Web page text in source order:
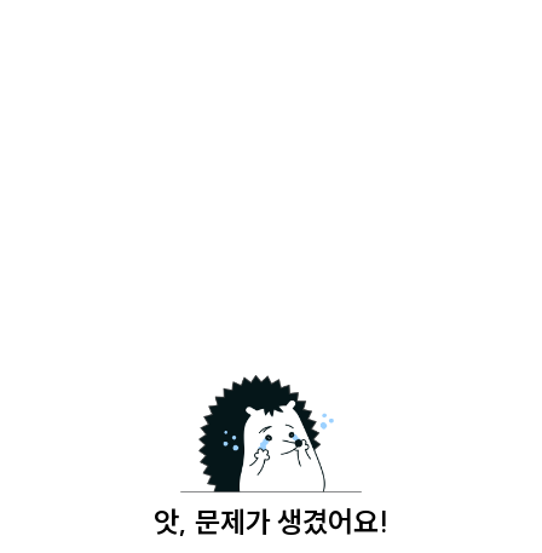
앗, 문제가 생겼어요!